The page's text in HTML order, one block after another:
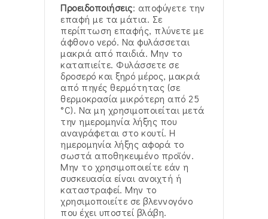
Προειδοποιήσεις: αποφύγετε την
επαφή με τα μάτια. Σε
περίπτωση επαφής, πλύνετε με
άφθονο νερό. Να φυλάσσεται
μακριά από παιδιά. Μην το
καταπιείτε. Φυλάσσετε σε
δροσερό και ξηρό μέρος, μακριά
από πηγές θερμότητας (σε
θερμοκρασία μικρότερη από 25
°C). Να μη χρησιμοποιείται μετά
την ημερομηνία λήξης που
αναγράφεται στο κουτί. Η
ημερομηνία λήξης αφορά το
σωστά αποθηκευμένο προϊόν.
Μην το χρησιμοποιείτε εάν η
συσκευασία είναι ανοιχτή ή
καταστραφεί. Μην το
χρησιμοποιείτε σε βλεννογόνο
που έχει υποστεί βλάβη.